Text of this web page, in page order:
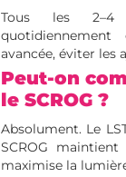
Tous les 2–4
avancée, éviter les
Peut-on
le SCROG ?
Absolument. Le
SCROG
maximise la